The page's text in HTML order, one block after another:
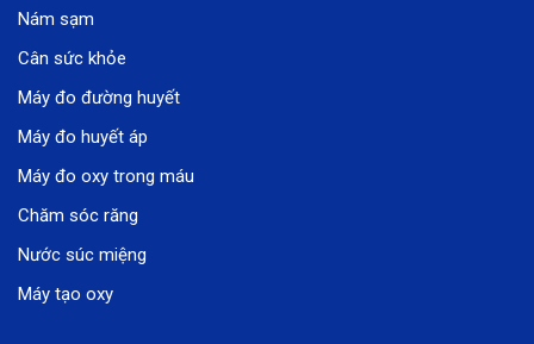
Nám sạm
Cân sức khỏe
Máy đo đường huyết
Máy đo huyết áp
Máy đo oxy trong máu
Chăm sóc răng
Nước súc miệng
Máy tạo oxy